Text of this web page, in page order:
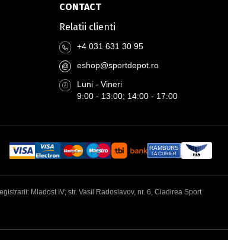
CONTACT
Relatii clienti
+4 031 631 30 95
@
eshop@sportdepot.ro
Luni - Vineri
9:00 - 13:00; 14:00 - 17:00
RAMBURS
LA CURIER
Mladost IV; str. Vasil Radoslavov, nr. 6, Cladirea Sport